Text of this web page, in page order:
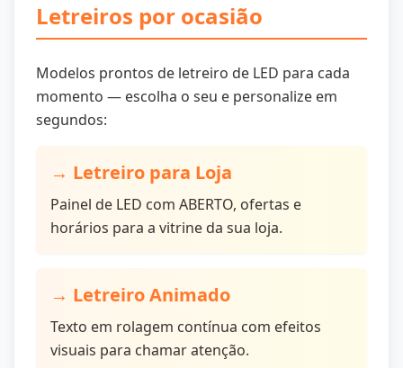
Letreiros por ocasião
Modelos prontos de letreiro de LED para cada
momento — escolha o seu e personalize em
segundos:
→ Letreiro para Loja
Painel de LED com ABERTO, ofertas e
horários para a vitrine da sua loja.
→ Letreiro Animado
Texto em rolagem contínua com efeitos
visuais para chamar atenção.